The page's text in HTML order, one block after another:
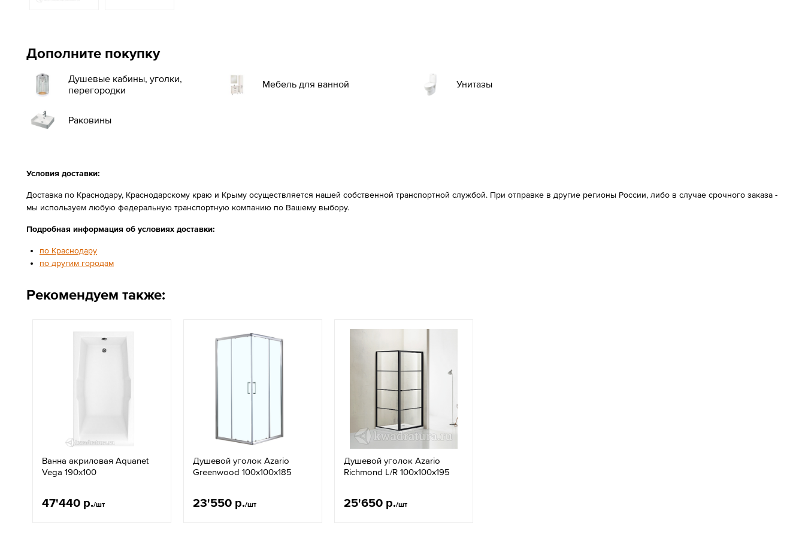
Дополните покупку
Душевые кабины, уголки,
перегородки
Мебель для ванной Унитазы
Раковины
Условия доставки:
Доставка по Краснодару, Краснодарскому краю и Крыму осуществляется нашей собственной транспортной службой. При отправке в другие регионы России, либо в случае срочного заказа -
мы используем любую федеральную транспортную компанию по Вашему выбору.
Подробная информация об условиях доставки:
по Краснодару
по другим городам
Рекомендуем также:
Ванна акриловая Aquanet
Vega 190х100
47'440 р./шт
Душевой уголок Azario
Greenwood 100х100х185
23'550 р./шт
Душевой уголок Azario
Richmond L/R 100х100х195
25'650 р./шт